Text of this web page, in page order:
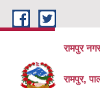
Skip to main content
रामपुर
रामपुर,